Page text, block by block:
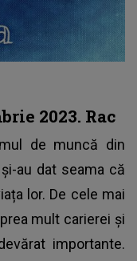
2023. Rac
de muncă din
au dat seama că
lor. De cele mai
mult carierei și
importante.